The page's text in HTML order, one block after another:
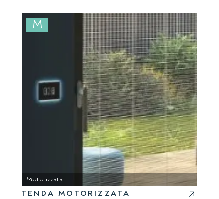
M
Motorizzata
TENDA MOTORIZZATA